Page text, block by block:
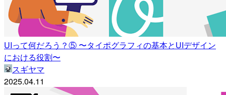
UIって何だろう？⑤ 〜タイポグラフィの基本とUIデザイン
における役割〜
スギヤマ
2025.04.11